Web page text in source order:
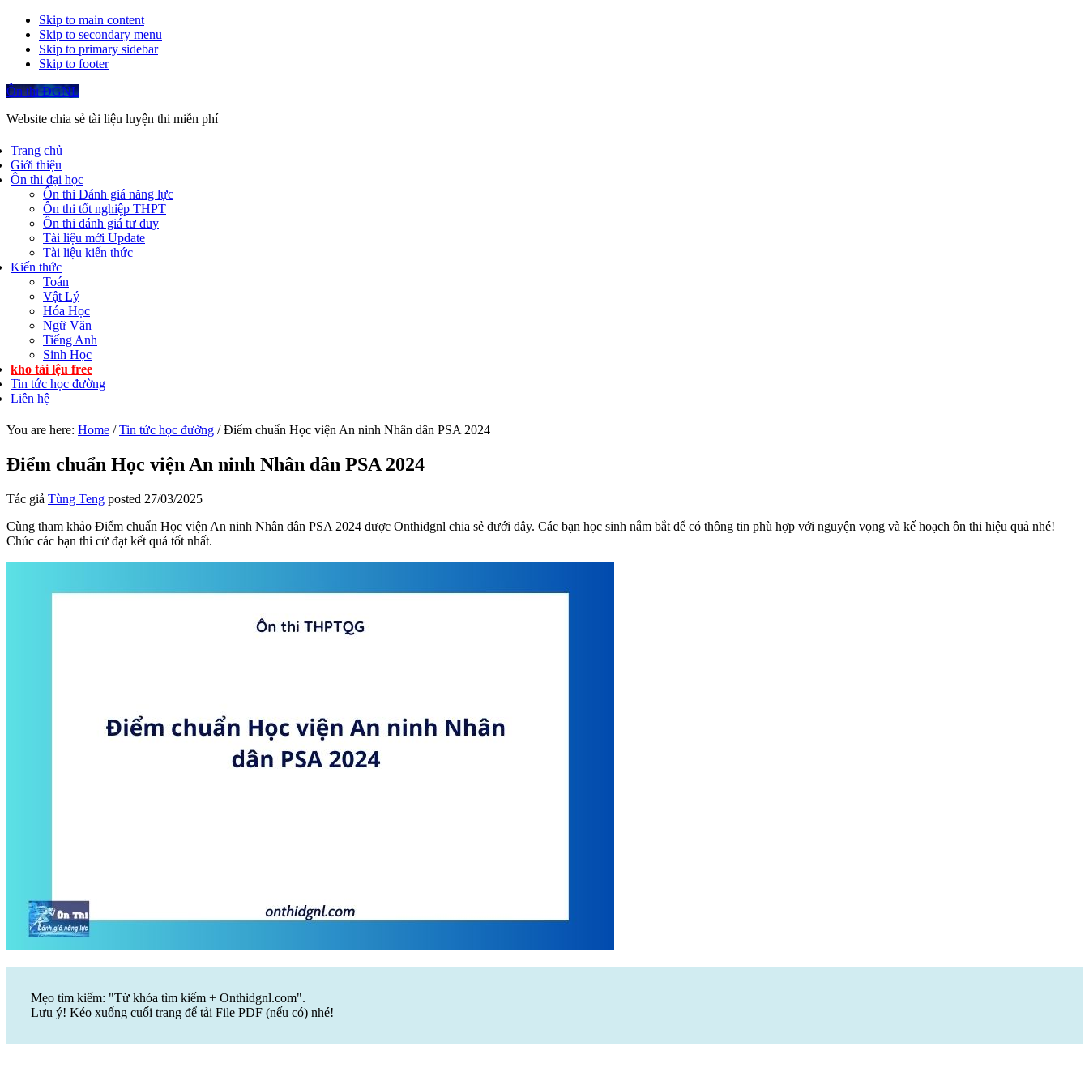
Skip to main content
Skip to secondary menu
Skip to primary sidebar
Skip to footer
Ôn thi ĐGNL
Website chia sẻ tài liệu luyện thi miễn phí
Trang chủ
Giới thiệu
Ôn thi đại học
Ôn thi Đánh giá năng lực
Ôn thi tốt nghiệp THPT
Ôn thi đánh giá tư duy
Tài liệu mới Update
Tài liệu kiến thức
Kiến thức
Toán
Vật Lý
Hóa Học
Ngữ Văn
Tiếng Anh
Sinh Học
kho tài lệu free
Tin tức học đường
Liên hệ
You are here: Home / Tin tức học đường /Điểm chuẩn Học viện An ninh Nhân dân PSA 2024
Điểm chuẩn Học viện An ninh Nhân dân PSA 2024
Tác giả Tùng Teng posted 27/03/2025
Cùng tham khảo Điểm chuẩn Học viện An ninh Nhân dân PSA 2024 được Onthidgnl chia sẻ dưới đây. Các bạn học sinh nắm bắt để có thông tin phù hợp với nguyện vọng và kế hoạch ôn thi hiệu quả nhé!
Chúc các bạn thi cử đạt kết quả tốt nhất.
Mẹo tìm kiếm: "Từ khóa tìm kiếm + Onthidgnl.com".
Lưu ý! Kéo xuống cuối trang để tải File PDF (nếu có) nhé!